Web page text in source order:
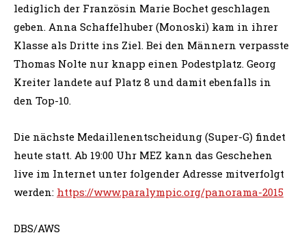
lediglich der Französin Marie Bochet geschlagen
geben. Anna Schaffelhuber (Monoski) kam in ihrer
Klasse als Dritte ins Ziel. Bei den Männern verpasste
Thomas Nolte nur knapp einen Podestplatz. Georg
Kreiter landete auf Platz 8 und damit ebenfalls in
den Top-10.
Die nächste Medaillenentscheidung (Super-G) findet
heute statt. Ab 19:00 Uhr MEZ kann das Geschehen
live im Internet unter folgender Adresse mitverfolgt
werden: https://www.paralympic.org/panorama-2015
DBS/AWS